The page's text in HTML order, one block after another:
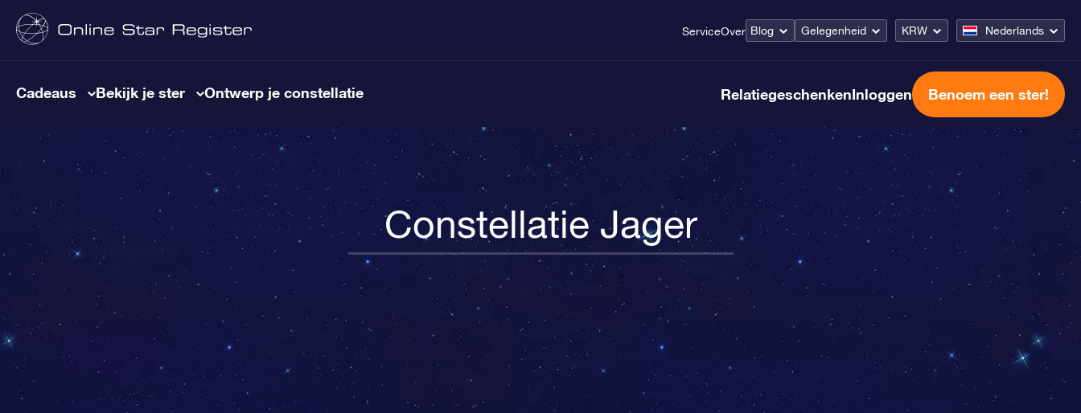
ServiceOver Blog Gelegenheid KRW Nederlands
Cadeaus Bekijk je ster Ontwerp je constellatie RelatiegeschenkenInloggen Benoem een ster!
Constellatie Jager